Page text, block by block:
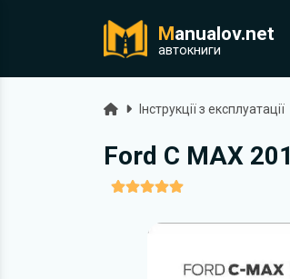
Manualov.net
автокниги
ГоловнаІнструкції з експлуатації
Ford C MAX